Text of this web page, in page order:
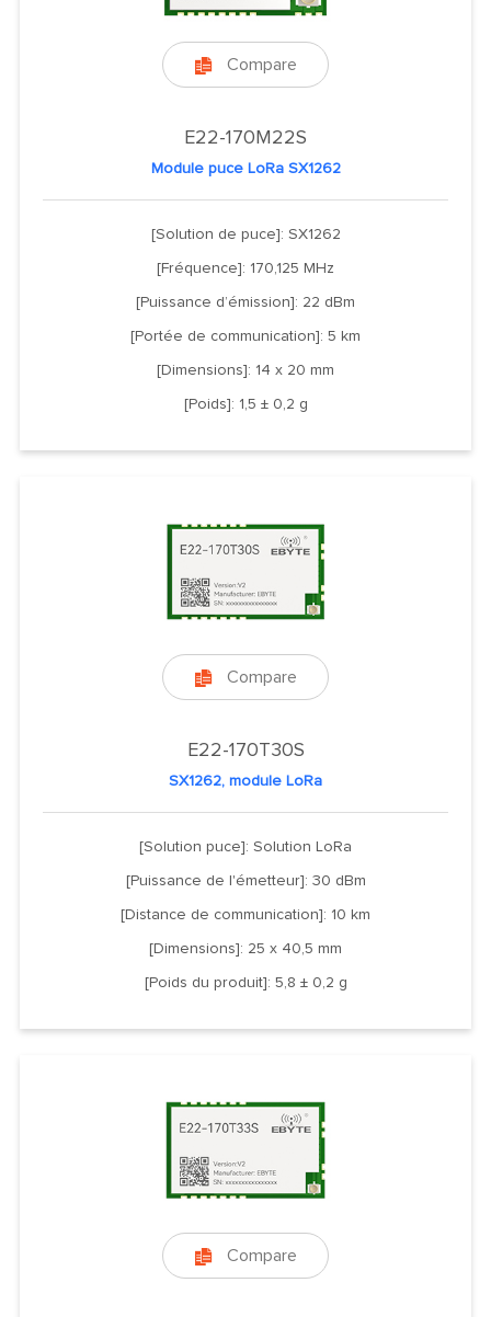
 Compare
E22-170M22S
Module puce LoRa SX1262
[Solution de puce]: SX1262
[Fréquence]: 170,125 MHz
[Puissance d’émission]: 22 dBm
[Portée de communication]: 5 km
[Dimensions]: 14 x 20 mm
[Poids]: 1,5 ± 0,2 g
 Compare
E22-170T30S
SX1262, module LoRa
[Solution puce]: Solution LoRa
[Puissance de l'émetteur]: 30 dBm
[Distance de communication]: 10 km
[Dimensions]: 25 x 40,5 mm
[Poids du produit]: 5,8 ± 0,2 g
 Compare